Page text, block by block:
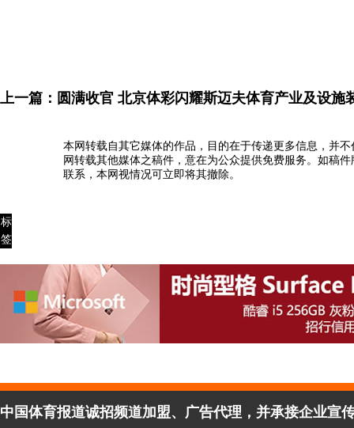
上一篇： 圆满收官 北京体彩闪耀斯迈夫体育产业及设施
本网转载自其它媒体的作品，目的在于传递更多信息，并
网转载其他媒体之稿件，意在为公众提供免费服务。如稿
联系，本网视情况可立即将其撤除。
标
签
中国体育报道诚招频道加盟、广告代理，并承接企业宣